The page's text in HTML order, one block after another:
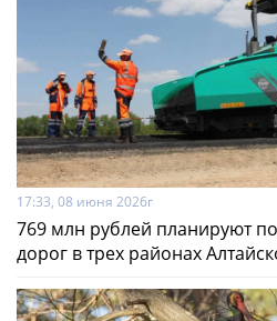
17:33, 08 июня 2026г
769 млн рублей планируют
дорог в трех районах